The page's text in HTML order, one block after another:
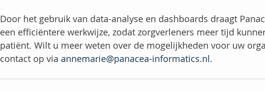
Door het gebruik van data-analyse en dashboards draagt
een efficiëntere werkwijze, zodat zorgverleners meer tijd
patiënt. Wilt u meer weten over de mogelijkheden voor uw
contact op via annemarie@panacea-informatics.nl.